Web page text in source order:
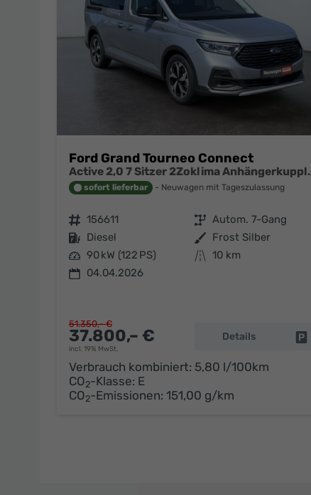
Top-
Preisen
Ford Grand Tourneo Connect
Active 2,0 7 Sitzer 2Zoklima
sofort lieferbar Neuwagen mit Tageszulassung
Fahrzeugnr. 156611 Getriebe Autom. 7-Gang
Kraftstoff Diesel Außenfarbe Frost Silber
Leistung 90 kW (122 PS) Kilometerstand 10 km
04.04.2026
37.800,– €
incl. 19% MwSt.
51.350,– €
Details
Verbrauch kombiniert: 5,80 l/100km
CO2-Klasse: E
CO2-Emissionen: 151,00 g/km